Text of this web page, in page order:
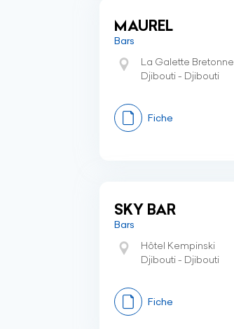
MAUREL
Bars
La Galette Bretonne
Djibouti - Djibouti
Fiche
SKY BAR
Bars
Hôtel Kempinski
Djibouti - Djibouti
Fiche